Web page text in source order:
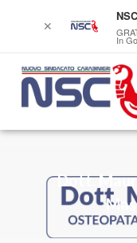
Dott.
✕
NSC
In